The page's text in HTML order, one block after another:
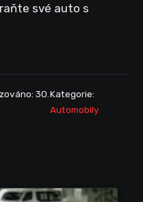
své auto s
30. Kategorie:
Automobily